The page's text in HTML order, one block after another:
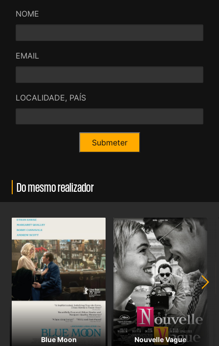
NOME
EMAIL
LOCALIDADE, PAÍS
Do mesmo realizador
Blue Moon Nouvelle Vague